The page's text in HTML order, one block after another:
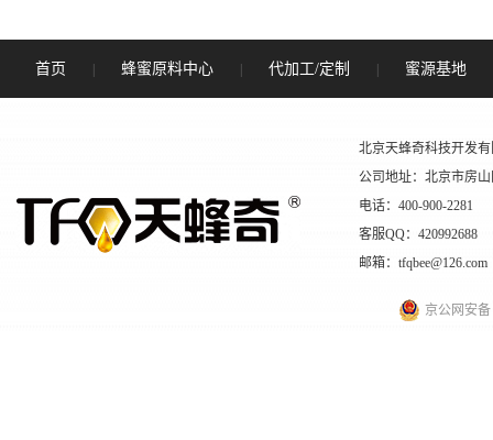
首页 蜂蜜原料中心 代加工/定制 蜜源基地
北京天蜂奇科技开发
公司地址：北京市房
电话：400-900-2281
客服QQ：420992688
邮箱：tfqbee@126.com
京公网安备